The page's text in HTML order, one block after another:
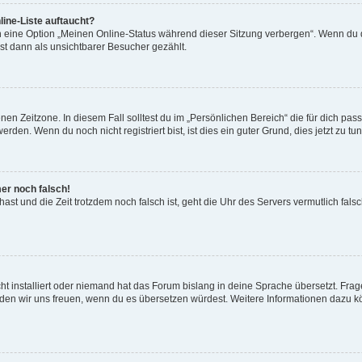
Liste auftaucht?
Option „Meinen Online-Status während dieser Sitzung verbergen“. Wenn
dann als unsichtbarer Besucher gezählt.
Zeitzone. In diesem Fall solltest du im „Persönlichen Bereich“ die für dich
Wenn du noch nicht registriert bist, ist dies ein guter Grund, dies jetzt zu
noch falsch!
und die Zeit trotzdem noch falsch ist, geht die Uhr des Servers vermutlich
installiert oder niemand hat das Forum bislang in deine Sprache übersetzt.
wir uns freuen, wenn du es übersetzen würdest. Weitere Informationen dazu